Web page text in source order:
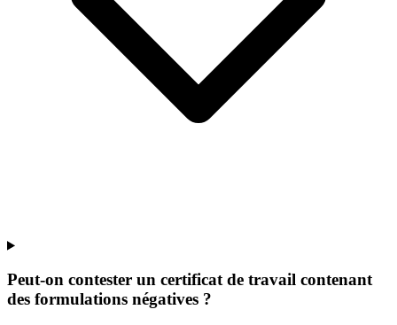
Peut-on contester un certificat de travail contenant
des formulations négatives ?